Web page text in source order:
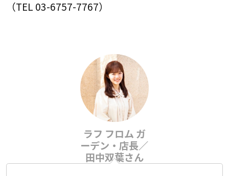
（TEL 03-6757-7767）
ラフ フロム ガ
ーデン・店長／
田中双葉さん